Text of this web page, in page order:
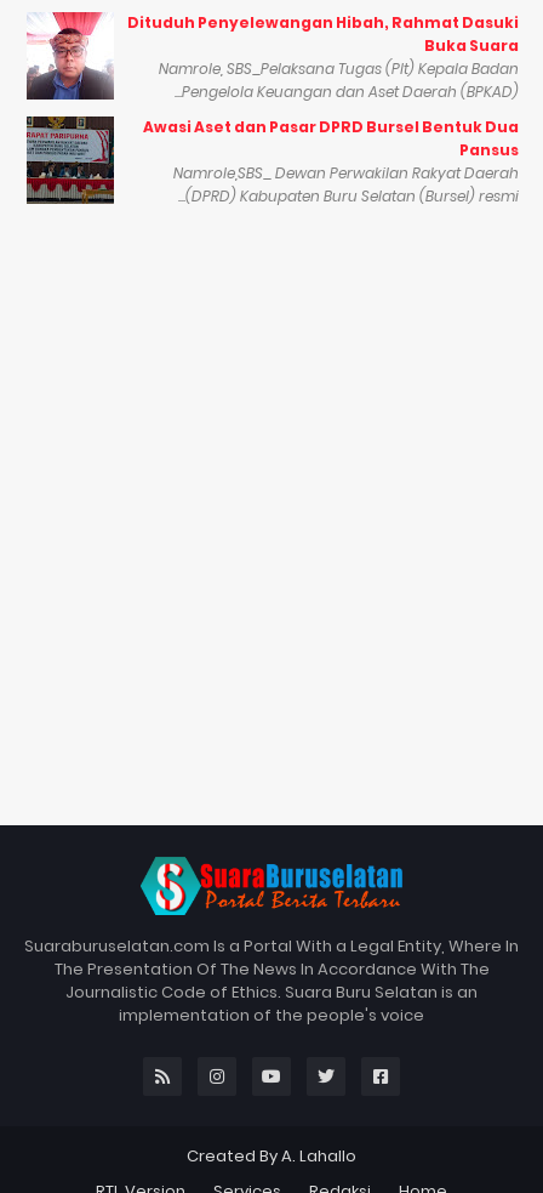
Dituduh Penyelewangan Hibah, Rahmat Dasuki
Buka Suara
Namrole, SBS_Pelaksana Tugas (Plt) Kepala Badan
Pengelola Keuangan dan Aset Daerah (BPKAD)...
Awasi Aset dan Pasar DPRD Bursel Bentuk Dua
Pansus
Namrole,SBS_ Dewan Perwakilan Rakyat Daerah
(DPRD) Kabupaten Buru Selatan (Bursel) resmi...
Suaraburuselatan.com Is a Portal With a Legal Entity, Where In
The Presentation Of The News In Accordance With The
Journalistic Code of Ethics. Suara Buru Selatan is an
implementation of the people's voice
Created By A. Lahallo